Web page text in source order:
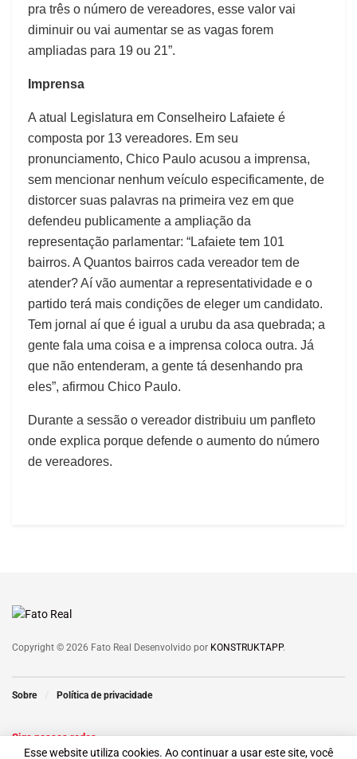
pra três o número de vereadores, esse valor vai
diminuir ou vai aumentar se as vagas forem
ampliadas para 19 ou 21”.
Imprensa
A atual Legislatura em Conselheiro Lafaiete é
composta por 13 vereadores. Em seu
pronunciamento, Chico Paulo acusou a imprensa,
sem mencionar nenhum veículo especificamente, de
distorcer suas palavras na primeira vez em que
defendeu publicamente a ampliação da
representação parlamentar: “Lafaiete tem 101
bairros. A Quantos bairros cada vereador tem de
atender? Aí vão aumentar a representatividade e o
partido terá mais condições de eleger um candidato.
Tem jornal aí que é igual a urubu da asa quebrada; a
gente fala uma coisa e a imprensa coloca outra. Já
que não entenderam, a gente tá desenhando pra
eles”, afirmou Chico Paulo.
Durante a sessão o vereador distribuiu um panfleto
onde explica porque defende o aumento do número
de vereadores.
Copyright © 2026 Fato Real Desenvolvido por KONSTRUKTAPP.
Sobre Política de privacidade
Siga nossas redes
Esse website utiliza cookies. Ao continuar a usar este site, você